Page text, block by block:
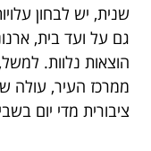
שנית, יש לבחון
גם על ועד בית,
הוצאות נלוות.
ממרכז העיר, עולה
ציבורית מדי יום